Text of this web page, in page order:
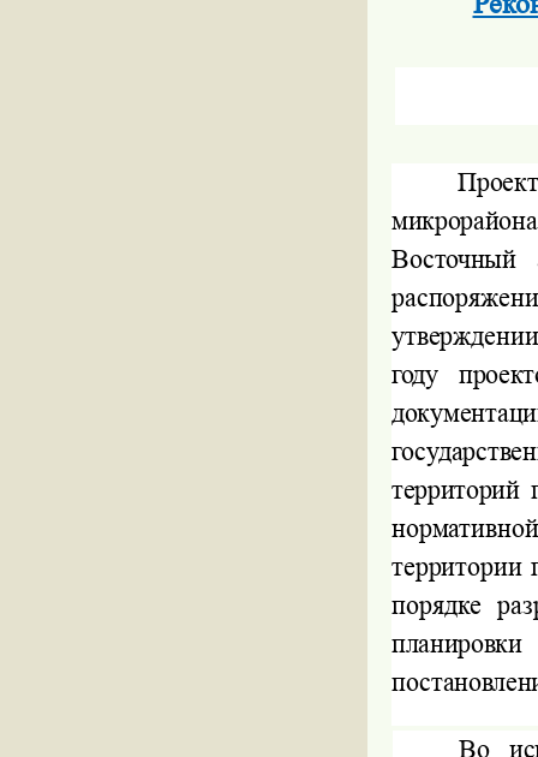
Восточный
году
территорий
территории
порядке
Во